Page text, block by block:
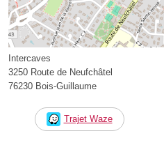
Intercaves
3250 Route de Neufchâtel
76230 Bois-Guillaume
Trajet Waze